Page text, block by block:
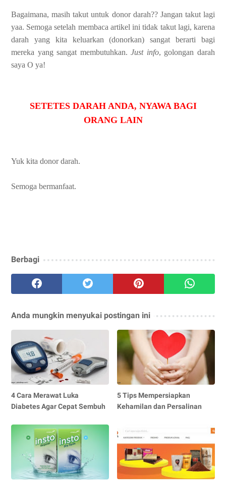
Bagaimana, masih takut untuk donor darah?? Jangan takut lagi
yaa. Semoga setelah membaca artikel ini tidak takut lagi, karena
darah yang kita keluarkan (donorkan) sangat berarti bagi
mereka yang sangat membutuhkan.Just info, golongan darah
saya O ya!
SETETES DARAH ANDA, NYAWA BAGI
ORANG LAIN
Yuk kita donor darah.
Semoga bermanfaat.
Berbagi
Anda mungkin menyukai postingan ini
4 Cara Merawat Luka
Diabetes Agar Cepat Sembuh
5 Tips Mempersiapkan
Kehamilan dan Persalinan